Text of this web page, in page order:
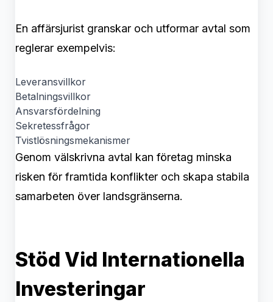
En affärsjurist granskar och utformar avtal som
reglerar exempelvis:
Leveransvillkor
Betalningsvillkor
Ansvarsfördelning
Sekretessfrågor
Tvistlösningsmekanismer
Genom välskrivna avtal kan företag minska
risken för framtida konflikter och skapa stabila
samarbeten över landsgränserna.
Stöd Vid Internationella
Investeringar